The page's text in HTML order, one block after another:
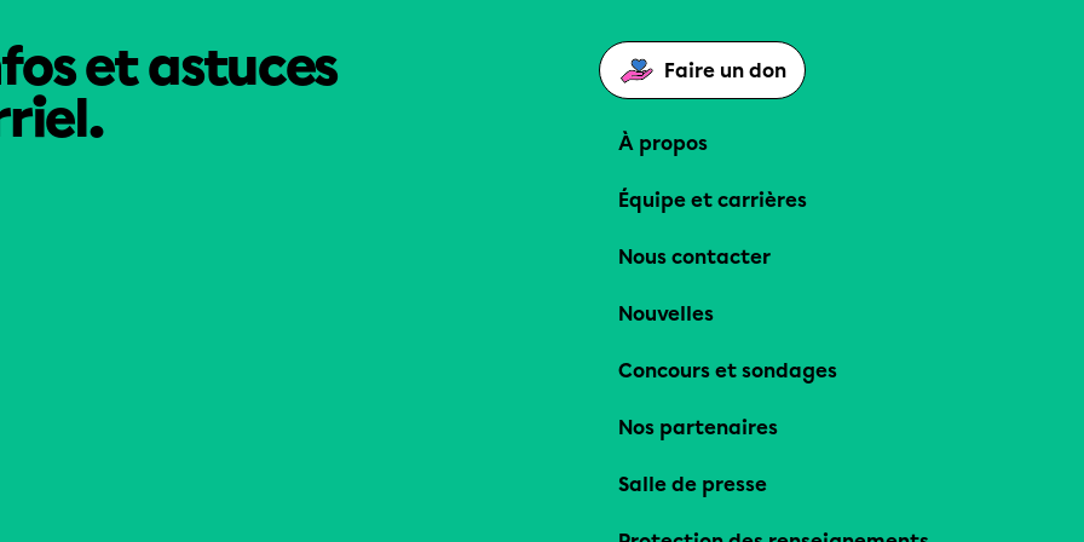
et astuces
Faire un don
À propos
Équipe et carrières
Nous contacter
Nouvelles
Concours et sondages
Nos partenaires
Salle de presse